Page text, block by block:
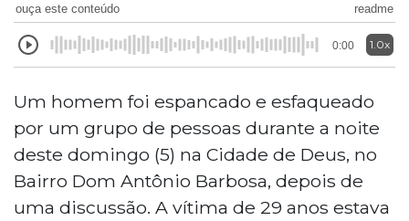
ouça este conteúdo readme
0:00 1.0x
Um homem foi espancado e esfaqueado
por um grupo de pessoas durante a noite
deste domingo (5) na Cidade de Deus, no
Bairro Dom Antônio Barbosa, depois de
uma discussão. A vítima de 29 anos estava